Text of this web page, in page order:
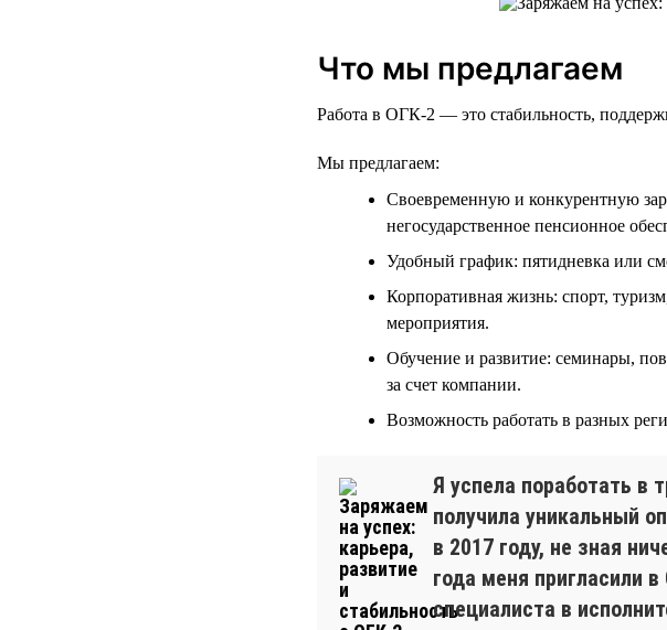
Что мы предлагаем
Работа в ОГК-2 — это стабильность,
Мы предлагаем:
Своевременную и конкурентную
негосударственное пенсионное
Удобный график: пятидневка или
Корпоративная жизнь: спорт,
мероприятия.
Обучение и развитие: семинары,
за счет компании.
Возможность работать в разных
Я успела поработать в
получила уникальный
в 2017 году, не зная
года меня пригласили
специалиста в